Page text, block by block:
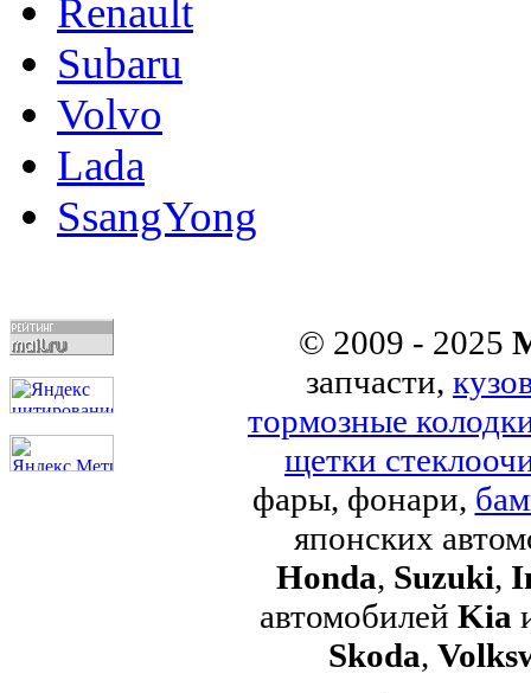
Renault
Subaru
Volvo
Lada
SsangYong
© 2009 - 2025
запчасти,
тормозные
щетки
фары, фонари,
японских
Honda, Suzuki,
автомобилей Kia
Skoda,